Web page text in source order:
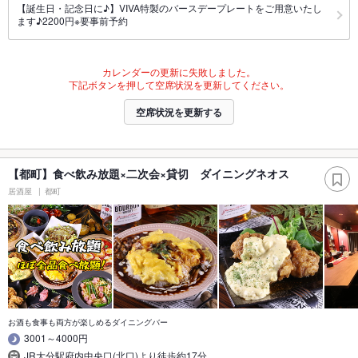
【誕生日・記念日に♪】VIVA特製のバースデープレートをご用意いたし
ます♪2200円※要事前予約
カレンダーの更新に失敗しました。
下記ボタンを押して空席状況を更新してください。
空席状況を更新する
【都町】食べ飲み放題×二次会×貸切 ダイニングネオス
居酒屋 都町
お酒も食事も両方が楽しめるダイニングバー
3001～4000円
JR大分駅府内中央口(北口)より徒歩約17分